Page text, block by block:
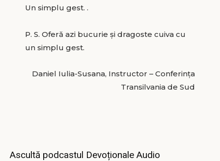
Un simplu gest. .
P. S. Oferă azi bucurie și dragoste cuiva cu
un simplu gest.
Daniel Iulia-Susana, Instructor – Conferința
Transilvania de Sud
Ascultă podcastul Devoționale Audio